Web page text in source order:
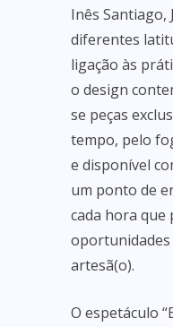
Inês Santiago,
diferentes
ligação às
o design
se peças
tempo, pelo
e disponível
um ponto de
cada hora que
oportunidades
artesã(o).
O espetáculo